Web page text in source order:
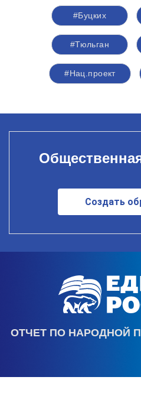
#Буцких
#Тюльган
#Нац.проект
Создать
ОТЧЕТ ПО НАРОДНОЙ